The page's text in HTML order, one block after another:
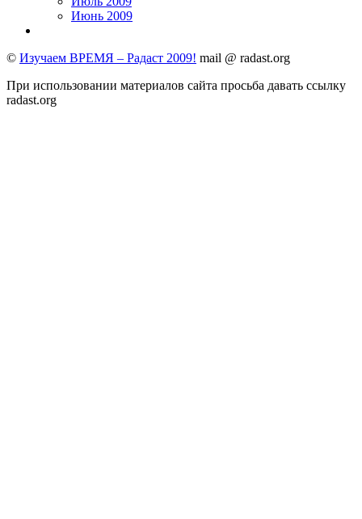
Июнь 2009
© Изучаем ВРЕМЯ – Радаст 2009! mail @ radast.org
При использовании материалов сайта просьба давать ссылку
radast.org